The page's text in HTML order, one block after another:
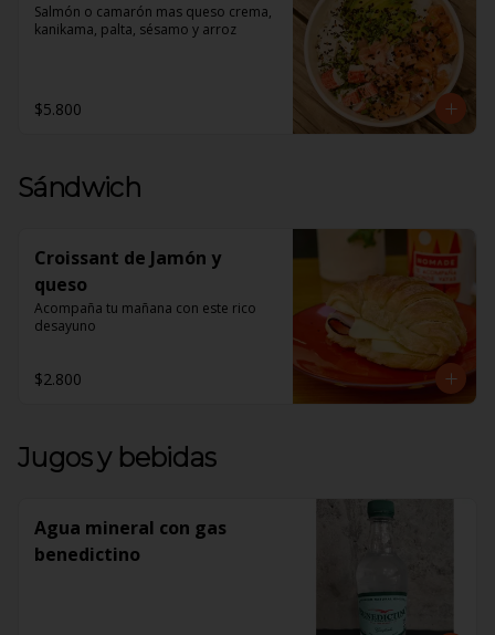
Salmón o camarón mas queso crema,
kanikama, palta, sésamo y arroz
$5.800
Sándwich
Croissant de Jamón y
queso
Acompaña tu mañana con este rico
desayuno
$2.800
Jugos y bebidas
Agua mineral con gas
benedictino